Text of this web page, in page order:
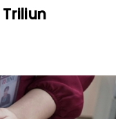
Triliun